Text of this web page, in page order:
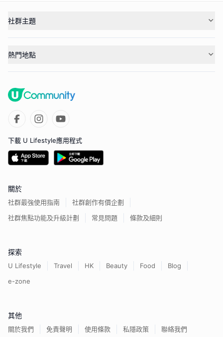
社群主題
熱門地點
下載 U Lifestyle應用程式
關於
社群最強使用指南
社群創作有價企劃
社群焦點功能及升級計劃
常見問題 條款及細則
探索
U Lifestyle Travel HK Beauty Food
Blog
e-zone
其他
關於我們 免責聲明 使用條款 私隱政策 聯絡我們